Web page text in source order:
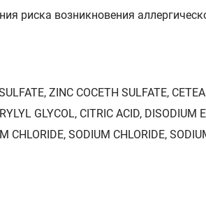
риска возникновения
ZINC COCETH SULFATE,
GLYCOL, CITRIC ACID, DISODIUM
CHLORIDE, SODIUM CHLORIDE,